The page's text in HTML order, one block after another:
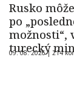
Rusko
po
možnosti“,
turecký
09. 08. 2026 | 214